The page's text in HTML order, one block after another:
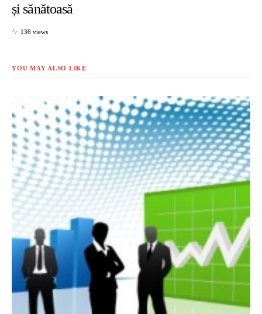
și sănătoasă
136 views
YOU MAY ALSO LIKE